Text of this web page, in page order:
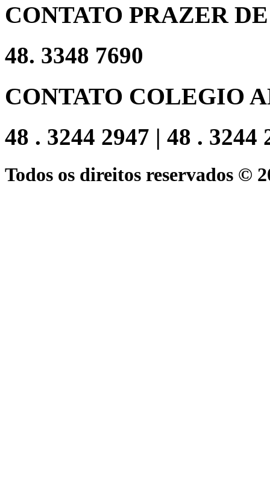
CONTATO PRAZER
48. 3348 7690
CONTATO COLEGIO
48 . 3244 2947 | 48 . 3244
Todos os direitos reservados ©